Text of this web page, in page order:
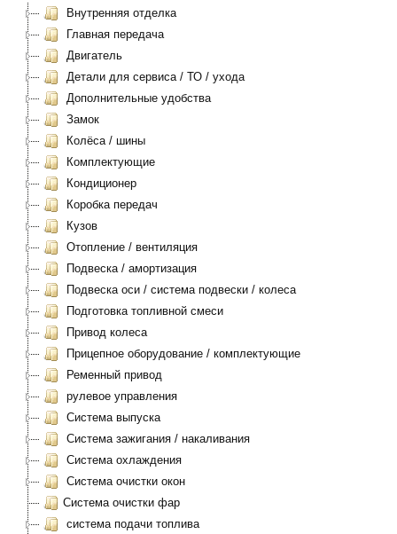
Внутренняя отделка
Главная передача
Двигатель
Детали для сервиса / ТО / ухода
Дополнительные удобства
Замок
Колёса / шины
Комплектующие
Кондиционер
Коробка передач
Кузов
Отопление / вентиляция
Подвеска / амортизация
Подвеска оси / система подвески / колеса
Подготовка топливной смеси
Привод колеса
Прицепное оборудование / комплектующие
Ременный привод
рулевое управления
Система выпуска
Система зажигания / накаливания
Система охлаждения
Система очистки окон
Система очистки фар
система подачи топлива